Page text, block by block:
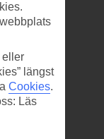
eller
längst
Cookies.
Läs